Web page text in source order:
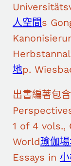
人空間s
地p.
出書編著包
1 of 4 vols.,
World瑜伽
Essays in